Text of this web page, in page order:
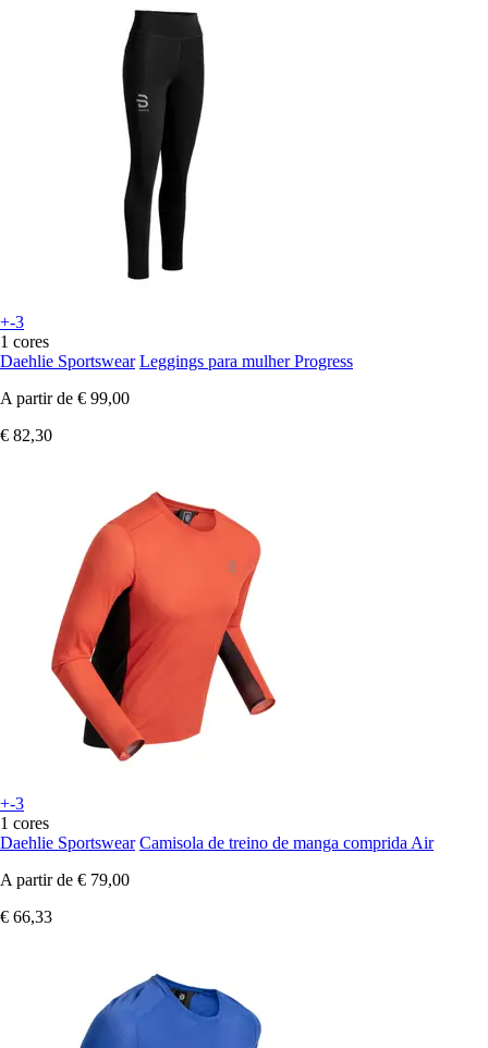
+-3
1 cores
Daehlie Sportswear Leggings para mulher Progress
A partir de € 99,00
€ 82,30
+-3
1 cores
Daehlie Sportswear Camisola de treino de manga comprida Air
A partir de € 79,00
€ 66,33